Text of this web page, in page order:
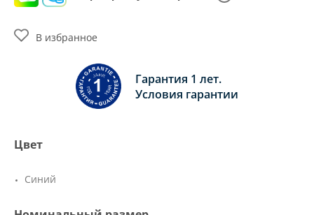
Гарантия 1 лет.
Условия гарантии
В избранное
Цвет
Синий